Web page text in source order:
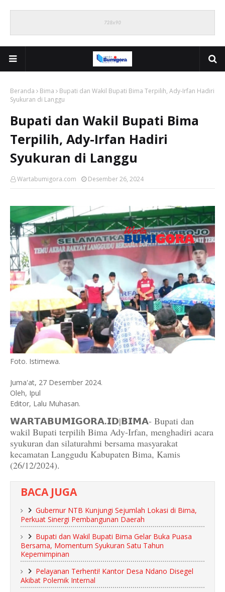
Beranda Bima
Bupati dan Wakil Bupati Bima Terpilih, Ady-Irfan Hadiri
Syukuran di Langgu
Bupati dan Wakil Bupati Bima
Terpilih, Ady-Irfan Hadiri
Syukuran di Langgu
Wartabumigora.com Desember 26, 2024
Foto. Istimewa.
Juma'at, 27 Desember 2024.
Oleh, Ipul
Editor, Lalu Muhasan.
𝗪𝗔𝗥𝗧𝗔𝗕𝗨𝗠𝗜𝗚𝗢𝗥𝗔.𝗜𝗗|𝗕𝗜𝗠𝗔- Bupati dan
wakil Bupati terpilih Bima Ady-Irfan, menghadiri acara
syukuran dan silaturahmi bersama masyarakat
kecamatan Langgudu Kabupaten Bima, Kamis
(26/12/2024).
BACA JUGA
Gubernur NTB Kunjungi Sejumlah Lokasi di Bima,
Perkuat Sinergi Pembangunan Daerah
Bupati dan Wakil Bupati Bima Gelar Buka Puasa
Bersama, Momentum Syukuran Satu Tahun
Kepemimpinan
Pelayanan Terhenti! Kantor Desa Ndano Disegel
Akibat Polemik Internal